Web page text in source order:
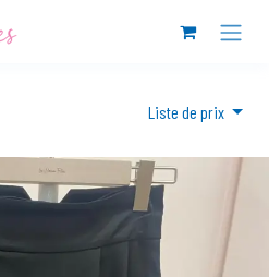
Liste de prix